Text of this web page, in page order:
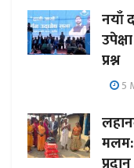
नयाँ
प्रश्न
5
मलम: